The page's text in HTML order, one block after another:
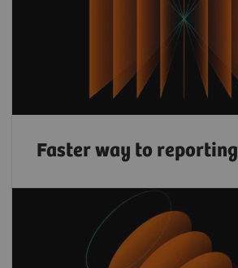
Faster way to reporting